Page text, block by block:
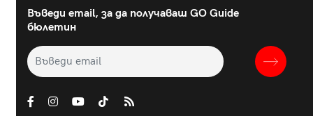
Въведи email, за да получаваш GO Guide
бюлетин